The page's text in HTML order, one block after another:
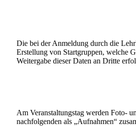
Die bei der Anmeldung durch die
Erstellung von Startgruppen, welche
Weitergabe dieser Daten an Dritte
Am Veranstaltungstag werden Foto-
nachfolgenden als „Aufnahmen“